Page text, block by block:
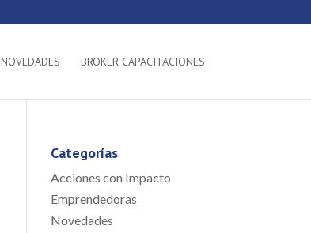
NOVEDADES BROKER CAPACITACIONES
Categorías
Acciones con Impacto
Emprendedoras
Novedades